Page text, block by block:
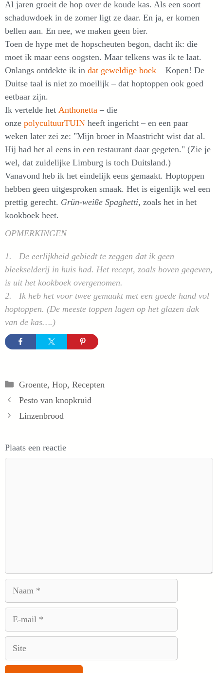
Al jaren groeit de hop over de koude kas. Als een soort
schaduwdoek in de zomer ligt ze daar. En ja, er komen
bellen aan. En nee, we maken geen bier.
Toen de hype met de hopscheuten begon, dacht ik: die
moet ik maar eens oogsten. Maar telkens was ik te laat.
Onlangs ontdekte ik in dat geweldige boek – Kopen! De
Duitse taal is niet zo moeilijk – dat hoptoppen ook goed
eetbaar zijn.
Ik vertelde het Anthonetta – die
onze polycultuurTUIN heeft ingericht – en een paar
weken later zei ze: "Mijn broer in Maastricht wist dat al.
Hij had het al eens in een restaurant daar gegeten." (Zie je
wel, dat zuidelijke Limburg is toch Duitsland.)
Vanavond heb ik het eindelijk eens gemaakt. Hoptoppen
hebben geen uitgesproken smaak. Het is eigenlijk wel een
prettig gerecht. Grün-weiße Spaghetti, zoals het in het
kookboek heet.
OPMERKINGEN
1. De eerlijkheid gebiedt te zeggen dat ik geen
bleekselderij in huis had. Het recept, zoals boven gegeven,
is uit het kookboek overgenomen.
2. Ik heb het voor twee gemaakt met een goede hand vol
hoptoppen. (De meeste toppen lagen op het glazen dak
van de kas….)
Categorieën
Groente, Hop, Recepten
Pesto van knopkruid
Linzenbrood
Plaats een reactie